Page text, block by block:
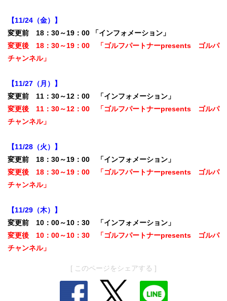
【11/24（金）】
変更前 18：30～19：00 「インフォメーション」
変更後 18：30～19：00 「ゴルフパートナーpresents ゴルパ
チャンネル」
【11/27（月）】
変更前 11：30～12：00 「インフォメーション」
変更後 11：30～12：00 「ゴルフパートナーpresents ゴルパ
チャンネル」
【11/28（火）】
変更前 18：30～19：00 「インフォメーション」
変更後 18：30～19：00 「ゴルフパートナーpresents ゴルパ
チャンネル」
【11/29（木）】
変更前 10：00～10：30 「インフォメーション」
変更後 10：00～10：30 「ゴルフパートナーpresents ゴルパ
チャンネル」
[ このページをシェアする ]